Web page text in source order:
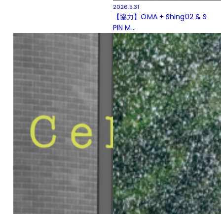
2026.5.31
【協力】OMA + Shing02 & S
PIN M...